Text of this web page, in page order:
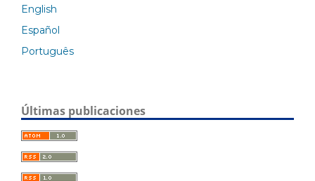
English
Español
Português
Últimas publicaciones